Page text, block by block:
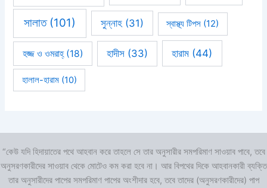
সালাত(101) সুন্নাহ (31) স্বাস্থ্য টিপস (12)
হজ্জ ও ওমরাহ্‌(18) হাদীস(33) হারাম (44)
হালাল-হারাম(10)
“কেউ যদি হিদায়াতের পথে আহবান করে তাহলে সে তার অনুসারীর সমপরিমাণ সাওয়াব পাবে, তবে
অনুসরণকারীদের সাওয়াব থেকে মোটেও কম করা হবে না। আর বিপথের দিকে আহবানকারী ব্যক্তি
তার অনুসারীদের পাপের সমপরিমাণ পাপের অংশীদার হবে, তবে তাদের (অনুসরণকারীদের) পাপ